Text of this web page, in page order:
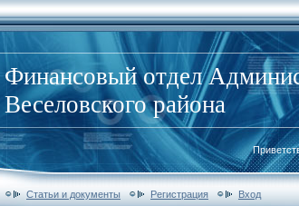
Финансовый отдел
Веселовского района
Статьи и документы Регистрация Вход